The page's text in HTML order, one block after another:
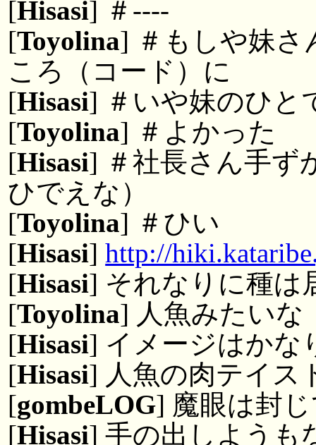
[Hisasi] ＃----
[Toyolina] ＃もしや妹さ
ころ（コード）に
[Hisasi] ＃いや妹のひと
[Toyolina] ＃よかった
[Hisasi] ＃社長さん手ず
ひでえな）
[Toyolina] ＃ひい
[Hisasi]http://
[Hisasi] それなりに種は
[Toyolina] 人魚みたいな
[Hisasi] イメージはかな
[Hisasi] 人魚の肉テイス
[gombeLOG] 魔眼は封
[Hisasi] 手の出しようも